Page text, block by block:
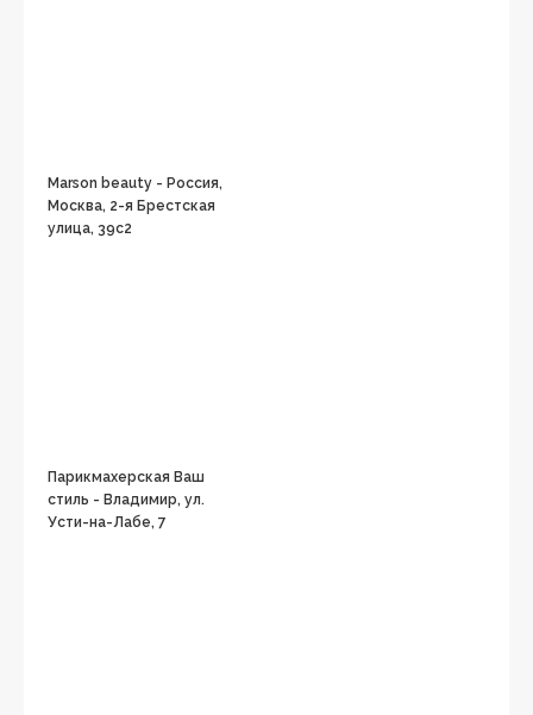
Marson beauty - Россия,
Москва, 2-я Брестская
улица, 39с2
Парикмахерская Ваш
стиль - Владимир, ул.
Усти-на-Лабе, 7